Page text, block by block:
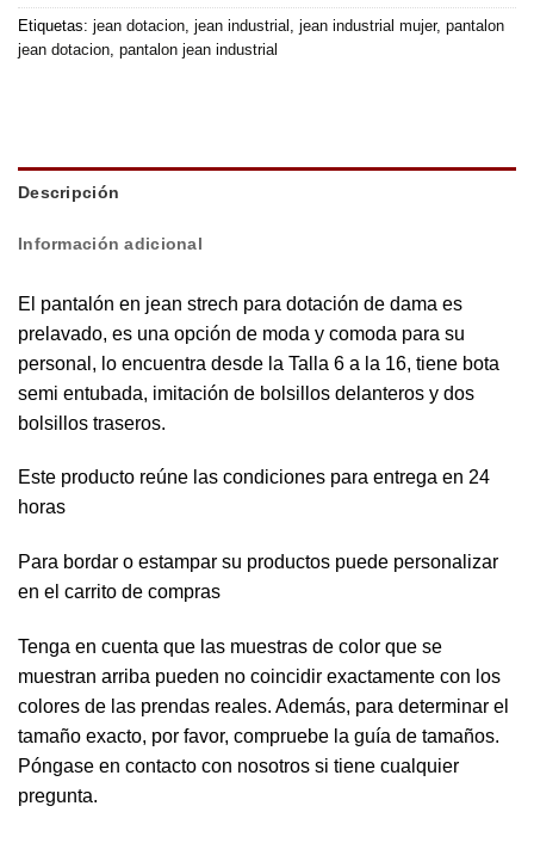
Etiquetas: jean dotacion jean industrial jean industrial mujer, pantalon
jean dotacion pantalon jean industrial
Descripción
Información adicional
El pantalón en jean strech para dotación de dama es
prelavado, es una opción de moda y comoda para su
personal, lo encuentra desde la Talla 6 a la 16, tiene bota
semi entubada, imitación de bolsillos delanteros y dos
bolsillos traseros.
Este producto reúne las condiciones para entrega en 24
horas
Para bordar o estampar su productos puede personalizar
en el carrito de compras
Tenga en cuenta que las muestras de color que se
muestran arriba pueden no coincidir exactamente con los
colores de las prendas reales. Además, para determinar el
tamaño exacto, por favor, compruebe la guía de tamaños.
Póngase en contacto con nosotros si tiene cualquier
pregunta.